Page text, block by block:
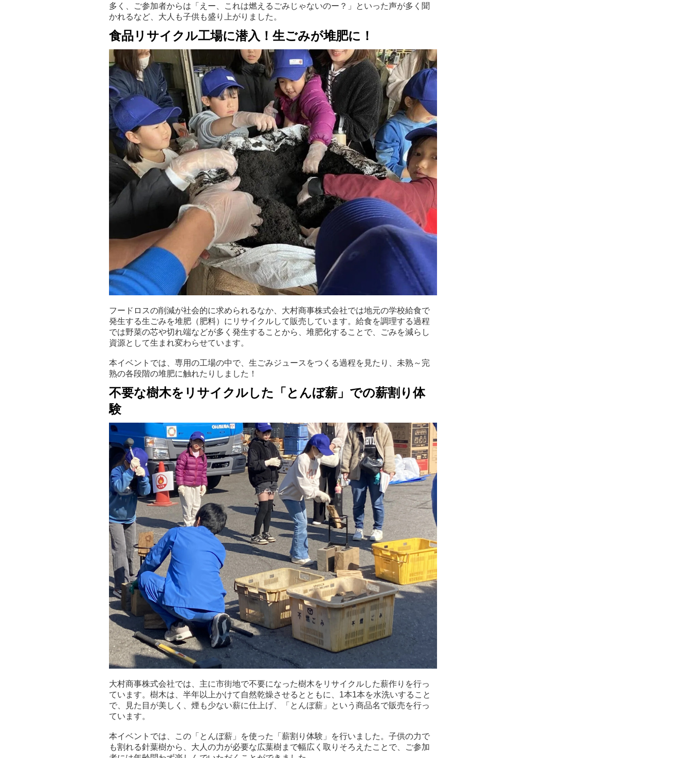
多く、ご参加者からは「えー、これは燃えるごみじゃないのー？」といった声が多く聞
かれるなど、大人も子供も盛り上がりました。
食品リサイクル工場に潜入！生ごみが堆肥に！
フードロスの削減が社会的に求められるなか、大村商事株式会社では地元の学校給食で
発生する生ごみを堆肥（肥料）にリサイクルして販売しています。給食を調理する過程
では野菜の芯や切れ端などが多く発生することから、堆肥化することで、ごみを減らし
資源として生まれ変わらせています。
本イベントでは、専用の工場の中で、生ごみジュースをつくる過程を見たり、未熟～完
熟の各段階の堆肥に触れたりしました！
不要な樹木をリサイクルした「とんぼ薪」での薪割り体
験
大村商事株式会社では、主に市街地で不要になった樹木をリサイクルした薪作りを行っ
ています。樹木は、半年以上かけて自然乾燥させるとともに、1本1本を水洗いすること
で、見た目が美しく、煙も少ない薪に仕上げ、「とんぼ薪」という商品名で販売を行っ
ています。
本イベントでは、この「とんぼ薪」を使った「薪割り体験」を行いました。子供の力で
も割れる針葉樹から、大人の力が必要な広葉樹まで幅広く取りそろえたことで、ご参加